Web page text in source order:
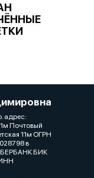
адрес:
Почтовый
11м ОГРН
в
БИК